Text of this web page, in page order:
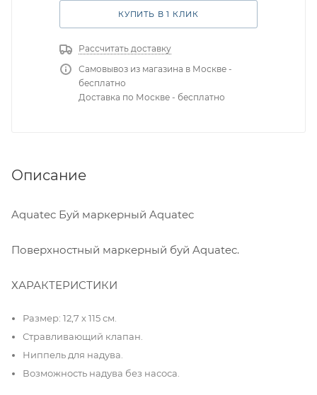
КУПИТЬ В 1 КЛИК
Рассчитать доставку
Самовывоз из магазина в Москве -
бесплатно
Доставка по Москве - бесплатно
Описание
Aquatec Буй маркерный Aquatec
Поверхностный маркерный буй Aquatec.
ХАРАКТЕРИСТИКИ
Размер: 12,7 х 115 см.
Стравливающий клапан.
Ниппель для надува.
Возможность надува без насоса.